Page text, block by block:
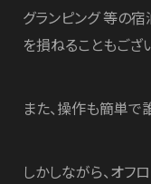
グランピング 等の
を損ねることもござ
また、操作も簡単で
しかしながら、オフ